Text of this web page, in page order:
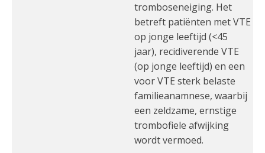
tromboseneiging. Het
betreft patiënten met VTE
op jonge leeftijd (<45
jaar), recidiverende VTE
(op jonge leeftijd) en een
voor VTE sterk belaste
familieanamnese, waarbij
een zeldzame, ernstige
trombofiele afwijking
wordt vermoed.